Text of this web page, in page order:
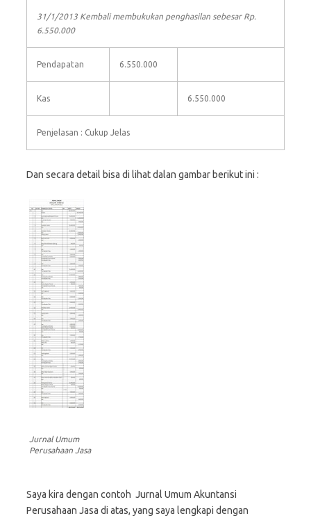
31/1/2013 Kembali membukukan penghasilan sebesar Rp.
6.550.000
Pendapatan 6.550.000
Kas 6.550.000
Penjelasan : Cukup Jelas
Dan secara detail bisa di lihat dalan gambar berikut ini :
Jurnal Umum
Perusahaan Jasa
Saya kira dengan contoh Jurnal Umum Akuntansi
Perusahaan Jasa di atas, yang saya lengkapi dengan